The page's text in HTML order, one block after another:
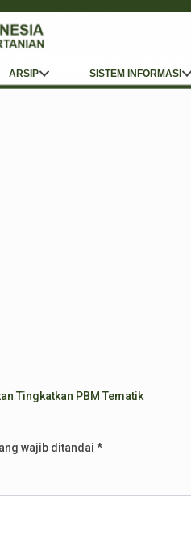
ARSIP SISTEM INFORMASI
Tingkatkan PBM Tematik
wajib ditandai *